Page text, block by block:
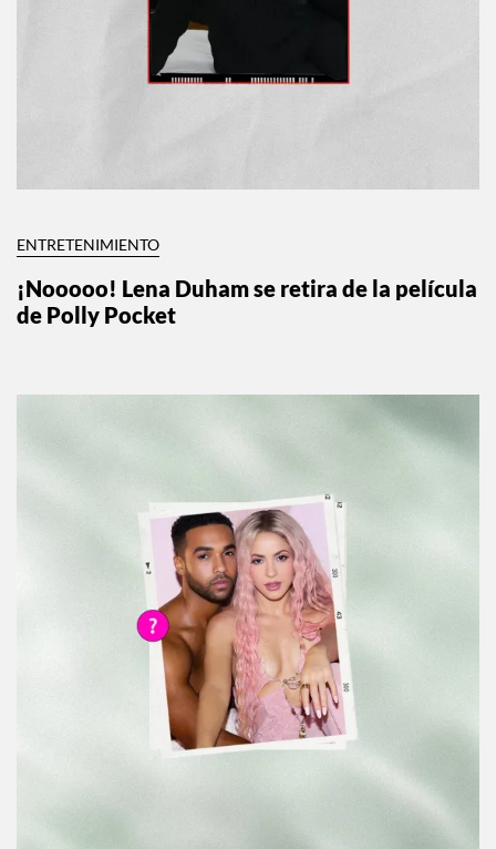
ENTRETENIMIENTO
¡Nooooo! Lena Duham se retira de la película
de Polly Pocket